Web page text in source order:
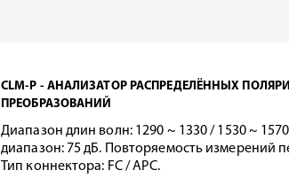
CLM-P - АНАЛИЗАТОР РАСПРЕДЕЛЁННЫХ
ПРЕОБРАЗОВАНИЙ
Диапазон длин волн: 1290 ~ 1330 / 1530 ~
диапазон: 75 дБ. Повторяемость измерений
Тип коннектора: FC / APC.